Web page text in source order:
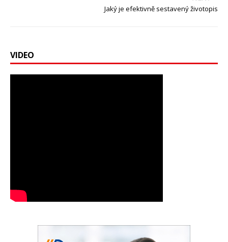
Jaký je efektivně sestavený životopis
VIDEO